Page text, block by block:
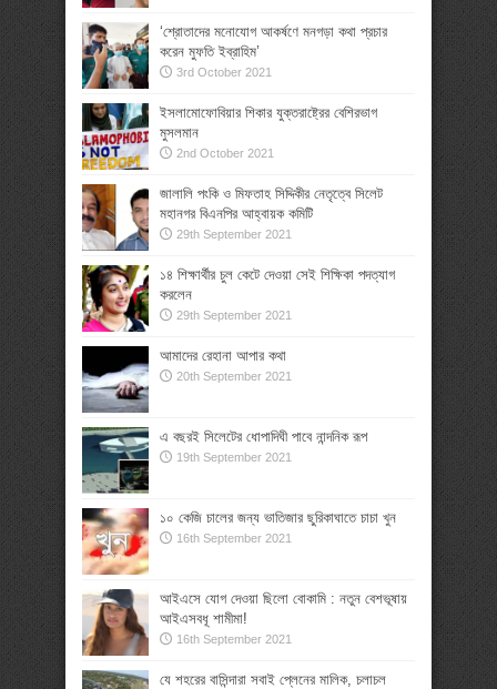
‘শ্রোতাদের মনোযোগ আকর্ষণে মনগড়া কথা প্রচার
করেন মুফতি ইব্রাহিম’
3rd October 2021
ইসলামোফোবিয়ার শিকার যুক্তরাষ্ট্রের বেশিরভাগ
মুসলমান
2nd October 2021
জালালি পংকি ও মিফতাহ সিদ্দিকীর নেতৃত্বে সিলেট
মহানগর বিএনপির আহ্বায়ক কমিটি
29th September 2021
১৪ শিক্ষার্থীর চুল কেটে দেওয়া সেই শিক্ষিকা পদত্যাগ
করলেন
29th September 2021
আমাদের রেহানা আপার কথা
20th September 2021
এ বছরই সিলেটের ধোপাদিঘী পাবে নান্দনিক রূপ
19th September 2021
১০ কেজি চালের জন্য ভাতিজার ছুরিকাঘাতে চাচা খুন
16th September 2021
আইএসে যোগ দেওয়া ছিলো বোকামি : নতুন বেশভূষায়
আইএসবধূ শামীমা!
16th September 2021
যে শহরের বাসিন্দারা সবাই প্লেনের মালিক, চলাচল